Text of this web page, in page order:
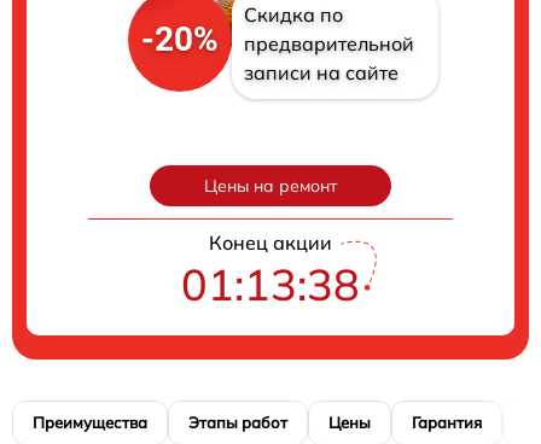
-20%
Скидка по
предварительной
записи на сайте
Цены на ремонт
Конец акции
01:13:37
Преимущества Этапы работ Цены Гарантия